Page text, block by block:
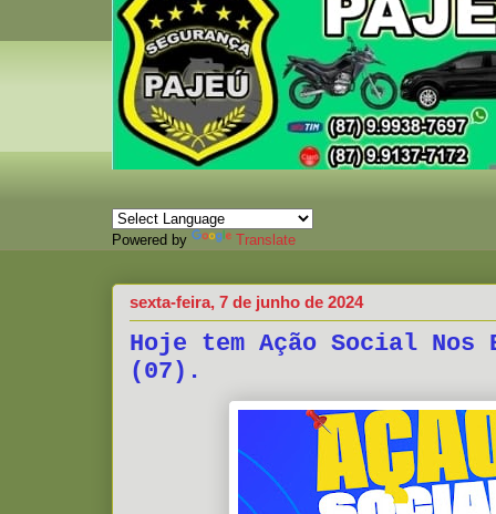
Powered by Translate
sexta-feira, 7 de junho de 2024
Hoje tem Ação Social
(07).